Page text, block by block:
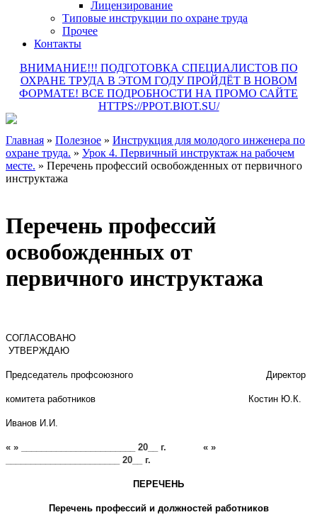
Лицензирование
Типовые инструкции по охране труда
Прочее
Контакты
ВНИМАНИЕ!!! ПОДГОТОВКА СПЕЦИАЛИСТОВ ПО
ОХРАНЕ ТРУДА В ЭТОМ ГОДУ ПРОЙДЁТ В НОВОМ
ФОРМАТЕ! ВСЕ ПОДРОБНОСТИ НА ПРОМО САЙТЕ
HTTPS://PPOT.BIOT.SU/
Главная » Полезное » Инструкция для молодого инженера по
охране труда. » Урок 4. Первичный инструктаж на рабочем
месте. » Перечень профессий освобожденных от первичного
инструктажа
Перечень профессий
освобожденных от
первичного инструктажа
СОГЛАСОВАНО
УТВЕРЖДАЮ
Председатель профсоюзного Директор
комитета работников Костин Ю.К.
Иванов И.И.
« » _______________________ 20__ г. « »
_______________________ 20__ г.
ПЕРЕЧЕНЬ
Перечень профессий и должностей работников